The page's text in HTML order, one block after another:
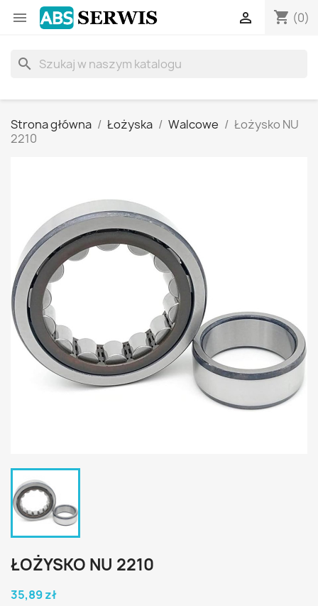
 shopping_cart (0)

search
Strona główna Łożyska Walcowe
Łożysko NU
2210
ŁOŻYSKO NU 2210
35,89 zł